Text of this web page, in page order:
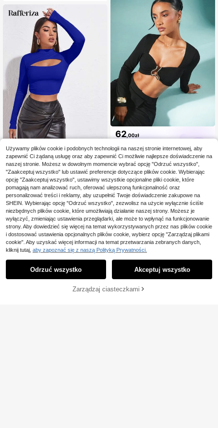
Rafferiza
Rafferiza Damska koszulka z długi
m rękawem i wycięciem, jesienna,
dla kobiet
42,00zł
62,00zł
Hauture
KUP TERAZ
Używamy plików cookie i podobnych technologii na naszej stronie internetowej, aby
zapewnić Ci żądaną usługę oraz aby zapewnić Ci możliwie najlepsze doświadczenie na
naszej stronie. Możesz w dowolnym momencie wybrać opcję "Odrzuć wszystko",
"Zaakceptuj wszystko" lub ustawić preferencje dotyczące plików cookie. Wybierając
opcję "Zaakceptuj wszystko", ustawimy wszystkie opcjonalne pliki cookie, które
pomagają nam analizować ruch, oferować ulepszoną funkcjonalność oraz
personalizować treści i reklamy, aby uzupełnić Twoje doświadczenie zakupowe na
SHEIN. Wybierając opcję "Odrzuć wszystko", zezwolisz na użycie wyłącznie ściśle
niezbędnych plików cookie, które umożliwiają działanie naszej strony. Możesz je
wyłączyć, zmieniając ustawienia przeglądarki, ale może to wpłynąć na funkcjonowanie
strony. Aby dowiedzieć się więcej na temat wykorzystywanych przez nas plików cookie
i dostosować ustawienia opcjonalnych plików cookie, wybierz opcję "Zarządzaj plikami
cookie". Aby uzyskać więcej informacji na temat przetwarzania zebranych danych,
kliknij tutaj, aby zapoznać się z naszą Polityką Prywatności.
Odrzuć wszystko Akceptuj wszystko
Zarządzaj ciasteczkami